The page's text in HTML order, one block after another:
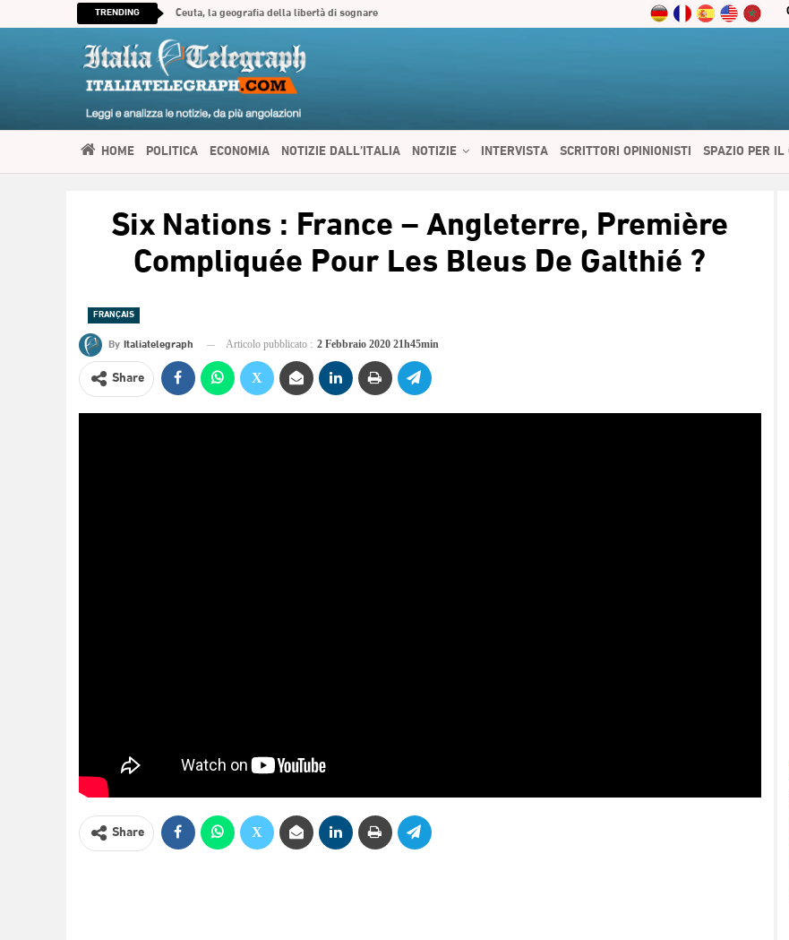
TRENDING Ceuta, la geografia della libertà di sognare
HOME POLITICA ECONOMIA NOTIZIE DALL’ITALIA NOTIZIE INTERVISTA SCRITTORI OPINIONISTI SPAZIO PER IL
العربية
Six Nations : France – Angleterre, Première
Compliquée Pour Les Bleus De Galthié ?
FRANÇAIS
By Italiatelegraph Articolo pubblicato : 2 Febbraio 2020 21h45min
Share
Share